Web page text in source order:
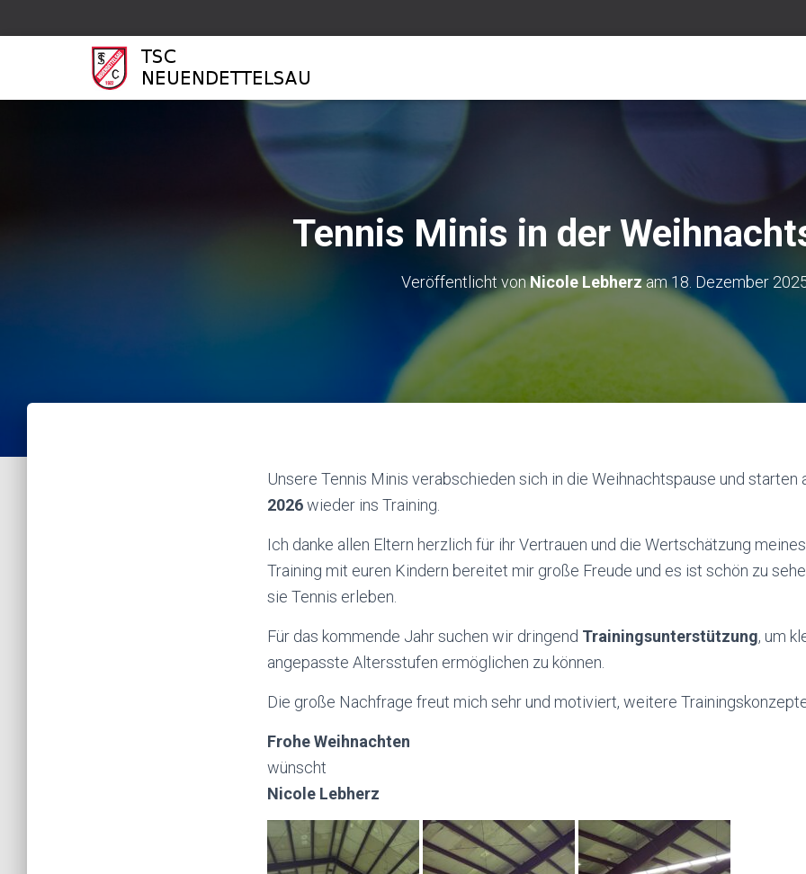
Tennis Minis in der
Veröffentlicht vonNicole Lebherzam18. Dezember
Unsere Tennis Minis verabschieden sich in die Weihnachtspause und starten
2026wieder ins Training.
Ich danke allen Eltern herzlich für ihr Vertrauen und die Wertschätzung
Training mit euren Kindern bereitet mir große Freude und es ist schön zu
sie Tennis erleben.
Für das kommende Jahr suchen wir dringend Trainingsunterstützung, um
angepasste Altersstufen ermöglichen zu können.
Die große Nachfrage freut mich sehr und motiviert, weitere
Frohe Weihnachten
wünscht
Nicole Lebherz